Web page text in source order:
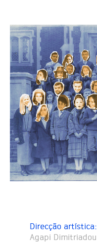
Direcção artística:
Agapi Dimitriadou